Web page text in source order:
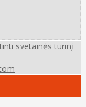
svetainės turinį